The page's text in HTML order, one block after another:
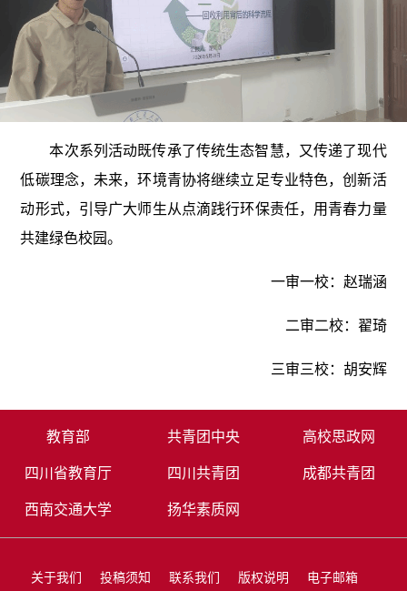
本次系列活动既传承了传统生态智慧，又传递了现代
低碳理念，未来，环境青协将继续立足专业特色，创新活
动形式，引导广大师生从点滴践行环保责任，用青春力量
共建绿色校园。
一审一校：赵瑞涵
二审二校：翟琦
三审三校：胡安辉
教育部 共青团中央 高校思政网
四川省教育厅 四川共青团 成都共青团
西南交通大学 扬华素质网
关于我们 投稿须知 联系我们 版权说明 电子邮箱